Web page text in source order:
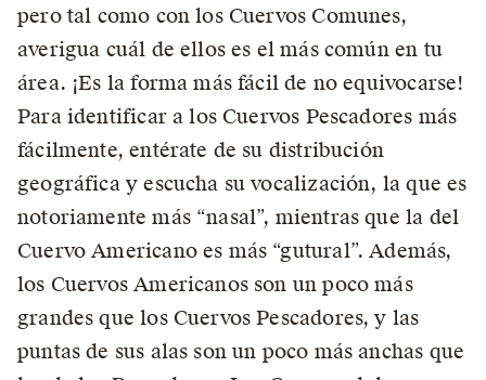
pero tal como con los Cuervos Comunes,
averigua cuál de ellos es el más común en tu
área. ¡Es la forma más fácil de no equivocarse!
Para identificar a los Cuervos Pescadores más
fácilmente, entérate de su distribución
geográfica y escucha su vocalización, la que es
notoriamente más “nasal”, mientras que la del
Cuervo Americano es más “gutural”. Además,
los Cuervos Americanos son un poco más
grandes que los Cuervos Pescadores, y las
puntas de sus alas son un poco más anchas que